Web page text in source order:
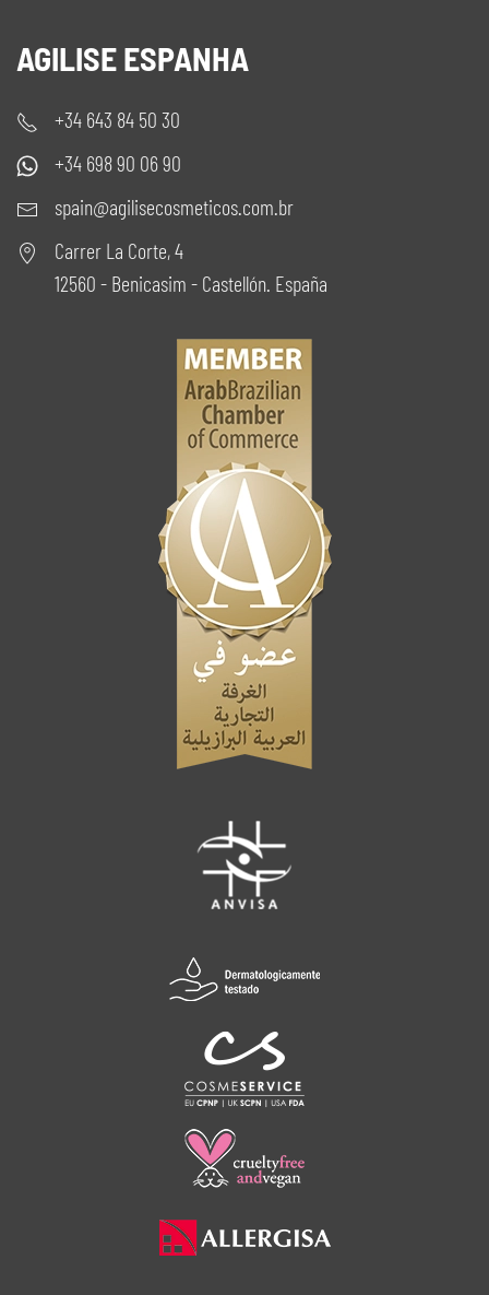
AGILISE ESPANHA
+34 643 84 50 30
+34 698 90 06 90
spain@agilisecosmeticos.com.br
Carrer La Corte, 4
12560 - Benicasim - Castellón. España